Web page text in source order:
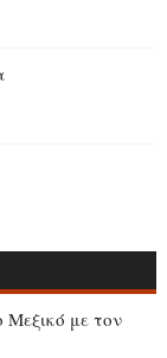
Μεξικό με τον